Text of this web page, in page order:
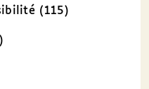
(115)